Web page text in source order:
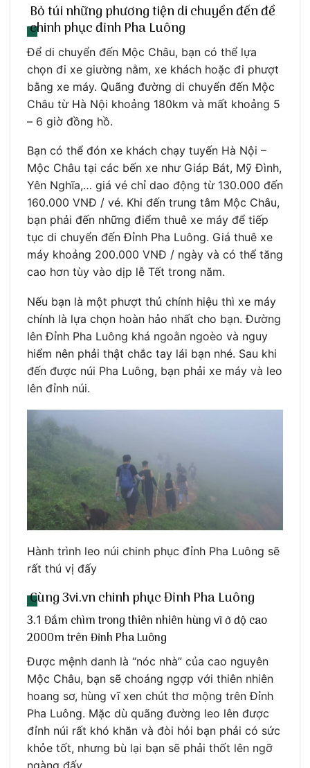
Bỏ túi những phương tiện di chuyển đến để
chinh phục đỉnh Pha Luông
Để di chuyển đến Mộc Châu, bạn có thể lựa
chọn đi xe giường nằm, xe khách hoặc đi phượt
bằng xe máy. Quãng đường di chuyển đến Mộc
Châu từ Hà Nội khoảng 180km và mất khoảng 5
– 6 giờ đồng hồ.
Bạn có thể đón xe khách chạy tuyến Hà Nội –
Mộc Châu tại các bến xe như Giáp Bát, Mỹ Đình,
Yên Nghĩa,… giá vé chỉ dao động từ 130.000 đến
160.000 VNĐ / vé. Khi đến trung tâm Mộc Châu,
bạn phải đến những điểm thuê xe máy để tiếp
tục di chuyển đến Đỉnh Pha Luông. Giá thuê xe
máy khoảng 200.000 VNĐ / ngày và có thể tăng
cao hơn tùy vào dịp lễ Tết trong năm.
Nếu bạn là một phượt thủ chính hiệu thì xe máy
chính là lựa chọn hoàn hảo nhất cho bạn. Đường
lên Đỉnh Pha Luông khá ngoằn ngoèo và nguy
hiểm nên phải thật chắc tay lái bạn nhé. Sau khi
đến được núi Pha Luông, bạn phải xe máy và leo
lên đỉnh núi.
Hành trình leo núi chinh phục đỉnh Pha Luông sẽ
rất thú vị đấy
Cùng 3vi.vn chinh phục Đỉnh Pha Luông
3.1 Đắm chìm trong thiên nhiên hùng vĩ ở độ cao
2000m trên Đỉnh Pha Luông
Được mệnh danh là “nóc nhà” của cao nguyên
Mộc Châu, bạn sẽ choáng ngợp với thiên nhiên
hoang sơ, hùng vĩ xen chút thơ mộng trên Đỉnh
Pha Luông. Mặc dù quãng đường leo lên được
đỉnh núi rất khó khăn và đòi hỏi bạn phải có sức
khỏe tốt, nhưng bù lại bạn sẽ phải thốt lên ngỡ